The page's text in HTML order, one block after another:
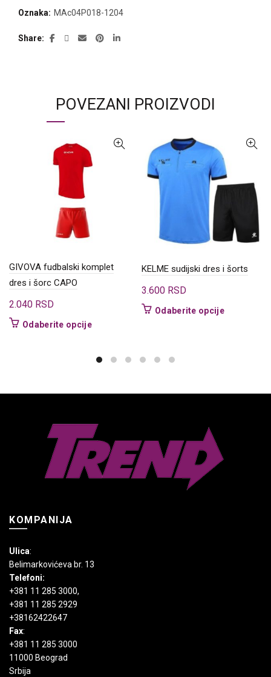
Oznaka: MAc04P018-1204
Share
POVEZANI PROIZVODI
GIVOVA fudbalski komplet
dres i šorc CAPO
2.040 RSD
Odaberite opcijeOvaj
više
izabrane
na
stranici
proizvoda.
KELME sudijski dres i šorts
3.600 RSD
Odaberite opcijeOvaj
proizvoda.
KOMPANIJA
Ulica:
Belimarkovićeva br. 13
Telefoni:
+381 11 285 3000,
+381 11 285 2929
+38162422647
Fax:
+381 11 285 3000
11000 Beograd
Srbija